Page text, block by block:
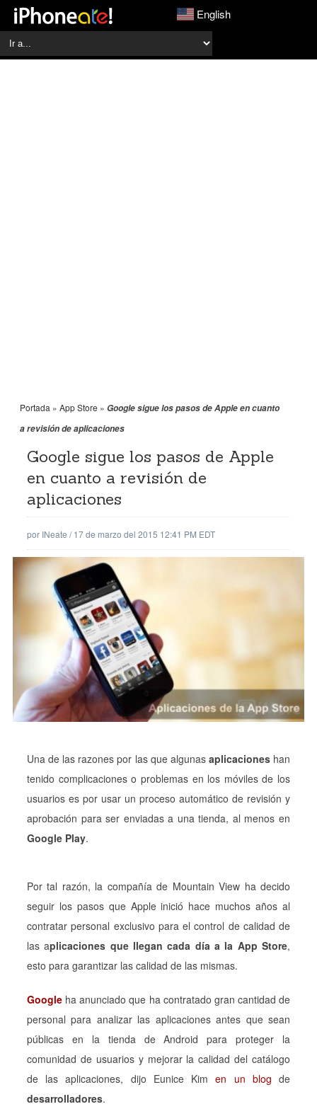
English
Portada » App Store » Google sigue los pasos de Apple en cuanto
a revisión de aplicaciones
Google sigue los pasos de Apple
en cuanto a revisión de
aplicaciones
por INeate /17 de marzo del 2015 12:41 PM EDT
Una de las razones por las que algunas aplicacioneshan
tenido complicaciones o problemas en los móviles de los
usuarios es por usar un proceso automático de revisión y
aprobación para ser enviadas a una tienda, al menos en
Google Play.
Por tal razón, la compañía de Mountain View ha decido
seguir los pasos que Apple inició hace muchos años al
contratar personal exclusivo para el control de calidad de
las aplicaciones que llegan cada día a la App Store,
esto para garantizar las calidad de las mismas.
Google ha anunciado que ha contratado gran cantidad de
personal para analizar las aplicaciones antes que sean
públicas en la tienda de Android para proteger la
comunidad de usuarios y mejorar la calidad del catálogo
de las aplicaciones, dijo Eunice Kimen un blog de
desarrolladores.